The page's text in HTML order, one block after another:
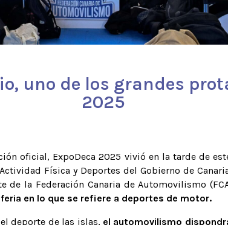
uno de los grandes
2025
oficial, ExpoDeca 2025 vivió en la tarde de
Física y Deportes del Gobierno de
de la Federación Canaria de Automovilismo
en lo que se refiere a deportes de motor.
deporte de las islas, el automovilismo